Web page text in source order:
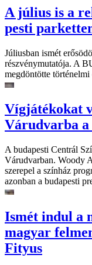
A július is a
pesti
Júliusban ismét
részvénymutatója. A
megdöntötte történelmi
Vígjátékokat
Várudvarba
A budapesti Centrál
Várudvarban. Woody
szerepel a színház
azonban a budapesti
Ismét indul a
magyar
Fityus